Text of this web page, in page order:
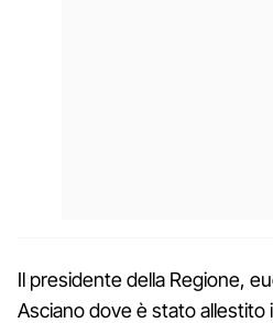
Il presidente della Regione,
Asciano dove è stato allestito